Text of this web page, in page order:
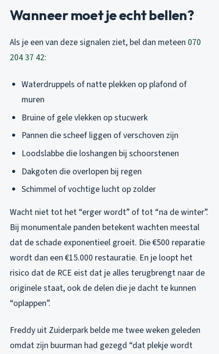
Wanneer moet je echt bellen?
Als je een van deze signalen ziet, bel dan meteen 070
204 37 42:
Waterdruppels of natte plekken op plafond of
muren
Bruine of gele vlekken op stucwerk
Pannen die scheef liggen of verschoven zijn
Loodslabbe die loshangen bij schoorstenen
Dakgoten die overlopen bij regen
Schimmel of vochtige lucht op zolder
Wacht niet tot het “erger wordt” of tot “na de winter”.
Bij monumentale panden betekent wachten meestal
dat de schade exponentieel groeit. Die €500 reparatie
wordt dan een €15.000 restauratie. En je loopt het
risico dat de RCE eist dat je alles terugbrengt naar de
originele staat, ook de delen die je dacht te kunnen
“oplappen”.
Freddy uit Zuiderpark belde me twee weken geleden
omdat zijn buurman had gezegd “dat plekje wordt